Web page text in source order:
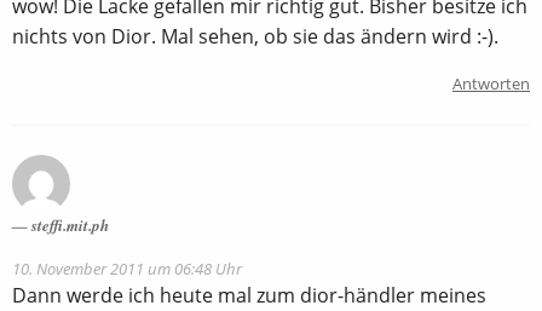
wow! Die Lacke gefallen mir richtig gut. Bisher besitze ich
nichts von Dior. Mal sehen, ob sie das ändern wird :-).
Antworten
steffi.mit.ph
10. November 2011 um 06:48 Uhr
Dann werde ich heute mal zum dior-händler meines